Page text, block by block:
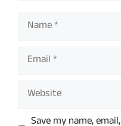
Name
Email
Website
Save my name,